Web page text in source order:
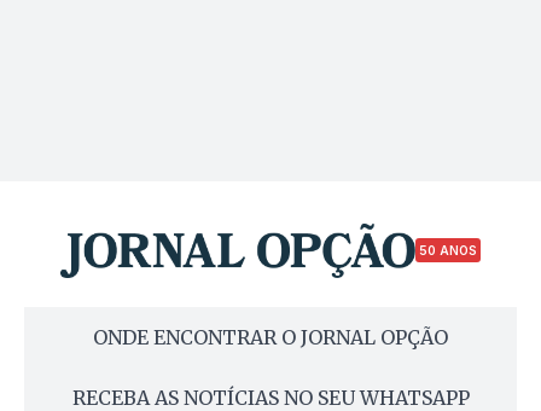
50 ANOS
ONDE ENCONTRAR O JORNAL OPÇÃO
RECEBA AS NOTÍCIAS NO SEU WHATSAPP